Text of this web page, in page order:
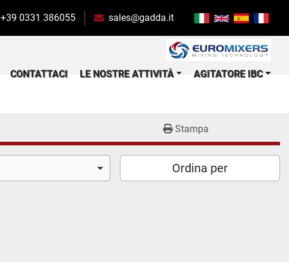
+39 0331 386055 sales@gadda.it
CONTATTACI LE NOSTRE ATTIVITÀ AGITATORE IBC
Stampa
Ordina per